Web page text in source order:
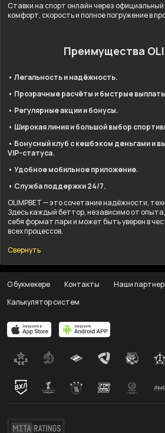
Ставки на спорт онлайн через официальный
комфорт, скорость и полное погружение в
Преимущества
• Легальность и надёжность.
• Прозрачные расчёты и быстрые
• Регулярные акции и бонусы.
• Широкая линия и большой выбор
• Бонусный клуб с кешбэком деньгами и
VIP-статуса.
• Удобное мобильное приложение.
• Служба поддержки 24/7.
OLIMPBET — это сочетание надёжности,
Здесь каждый беттор, независимо от
себя формат пари и может быть уверен в
всех процессов.
Свернуть
О букмекере Контакты Наши
Калькулятор систем